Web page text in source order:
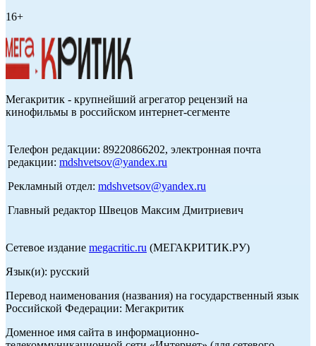
16+
Мегакритик - крупнейший агрегатор рецензий на
кинофильмы в российском интернет-сегменте
Телефон редакции: 89220866202, электронная почта
редакции: mdshvetsov@yandex.ru
Рекламный отдел: mdshvetsov@yandex.ru
Главный редактор Швецов Максим Дмитриевич
Сетевое издание megacritic.ru (МЕГАКРИТИК.РУ)
Язык(и): русский
Перевод наименования (названия) на государственный язык
Российской Федерации: Мегакритик
Доменное имя сайта в информационно-